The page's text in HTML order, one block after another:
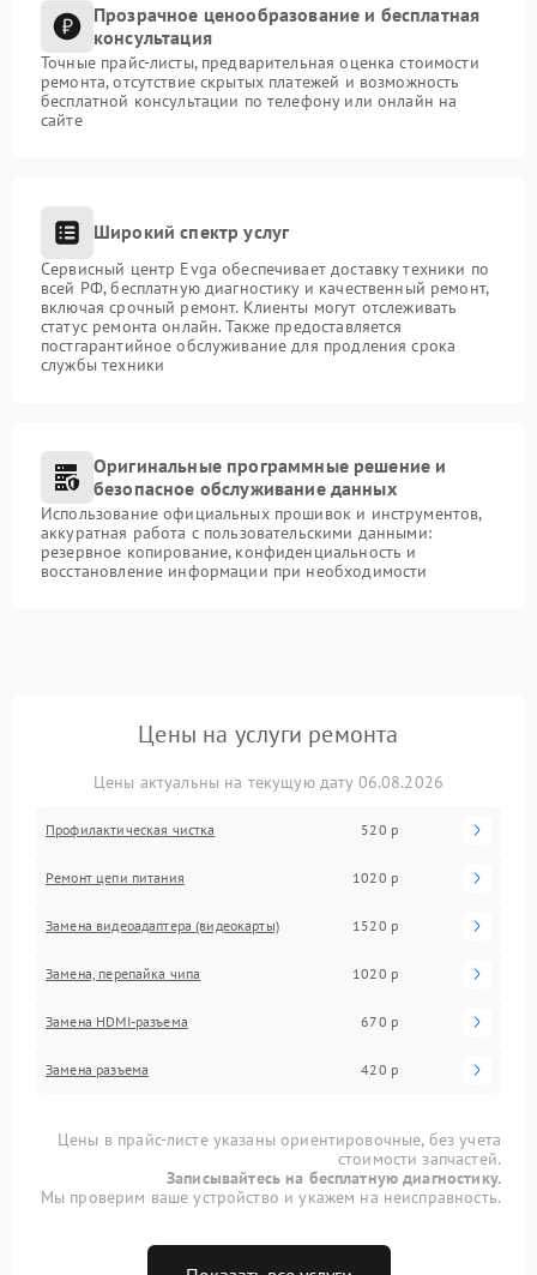
Прозрачное ценообразование и бесплатная
консультация
Точные прайс-листы, предварительная оценка стоимости
ремонта, отсутствие скрытых платежей и возможность
бесплатной консультации по телефону или онлайн на
сайте
Широкий спектр услуг
Сервисный центр Evga обеспечивает доставку техники по
всей РФ, бесплатную диагностику и качественный ремонт,
включая срочный ремонт. Клиенты могут отслеживать
статус ремонта онлайн. Также предоставляется
постгарантийное обслуживание для продления срока
службы техники
Оригинальные программные решение и
безопасное обслуживание данных
Использование официальных прошивок и инструментов,
аккуратная работа с пользовательскими данными:
резервное копирование, конфиденциальность и
восстановление информации при необходимости
Цены на услуги ремонта
Цены актуальны на текущую дату 06.08.2026
Профилактическая чистка 520 р
Ремонт цепи питания 1020 р
Замена видеоадаптера (видеокарты) 1520 р
Замена, перепайка чипа 1020 р
Замена HDMI-разъема 670 р
Замена разъема 420 р
Цены в прайс-листе указаны ориентировочные, без учета
стоимости запчастей.
Записывайтесь на бесплатную диагностику.
Мы проверим ваше устройство и укажем на неисправность.